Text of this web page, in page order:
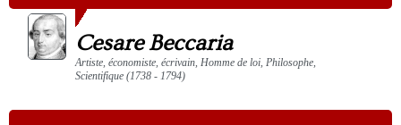
Cesare Beccaria
Artiste, économiste, écrivain, Homme de loi, Philosophe,
Scientifique (1738 - 1794)